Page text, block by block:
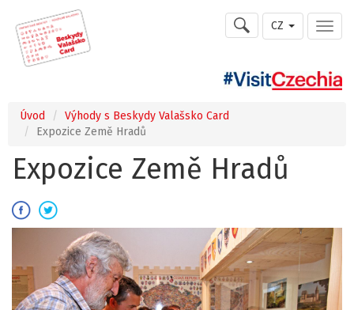
CZ
Úvod
Výhody s Beskydy Valašsko Card
Expozice Země Hradů
Expozice Země Hradů